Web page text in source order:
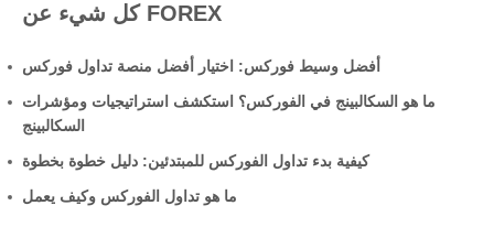
كل شيء عن FOREX
أفضل وسيط فوركس: اختيار أفضل منصة تداول فوركس
ما هو السكالبينج في الفوركس؟ استكشف استراتيجيات ومؤشرات
السكالبينج
كيفية بدء تداول الفوركس للمبتدئين: دليل خطوة بخطوة
ما هو تداول الفوركس وكيف يعمل